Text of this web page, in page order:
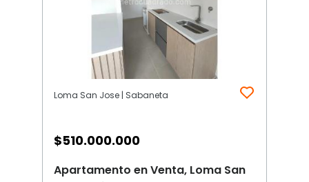
Loma San Jose | Sabaneta
$510.000.000
Apartamento en Venta, Loma San